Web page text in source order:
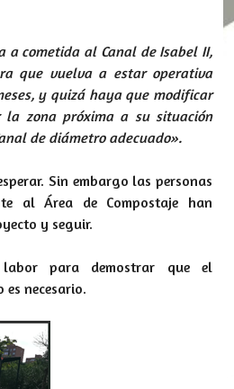
a cometida al Canal de Isabel II,
que vuelva a estar operativa
y quizá haya que modificar
la zona próxima a su situación
de diámetro adecuado».
Sin embargo las personas
al Área de Compostaje han
y seguir.
para demostrar que el
es necesario.